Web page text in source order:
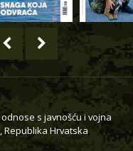
s javnošću i vojna
Republika Hrvatska